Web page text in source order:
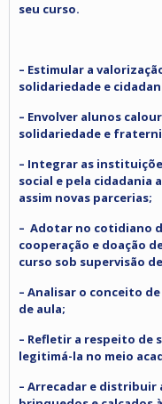
seu curso.
– Estimular a
solidariedade e
– Envolver alunos
solidariedade e
– Integrar as
social e pela cidadania
assim novas parcerias;
– Adotar no cotidiano
cooperação e doação
curso sob supervisão
– Analisar o conceito
de aula;
– Refletir a respeito de
legitimá-la no meio
– Arrecadar e